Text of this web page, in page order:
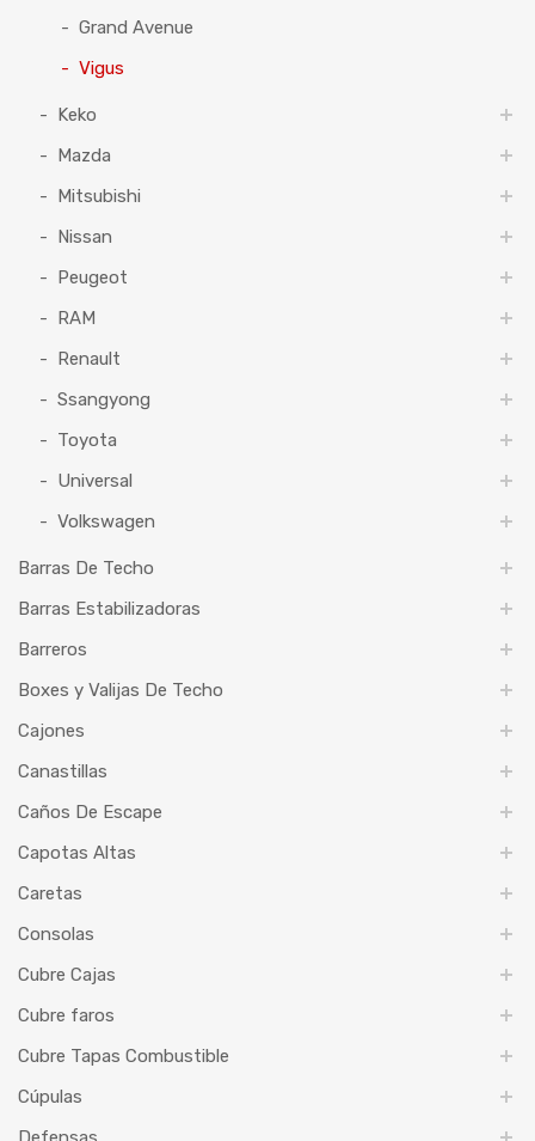
Grand Avenue
Vigus
Keko
Mazda
Mitsubishi
Nissan
Peugeot
RAM
Renault
Ssangyong
Toyota
Universal
Volkswagen
Barras De Techo
Barras Estabilizadoras
Barreros
Boxes y Valijas De Techo
Cajones
Canastillas
Caños De Escape
Capotas Altas
Caretas
Consolas
Cubre Cajas
Cubre faros
Cubre Tapas Combustible
Cúpulas